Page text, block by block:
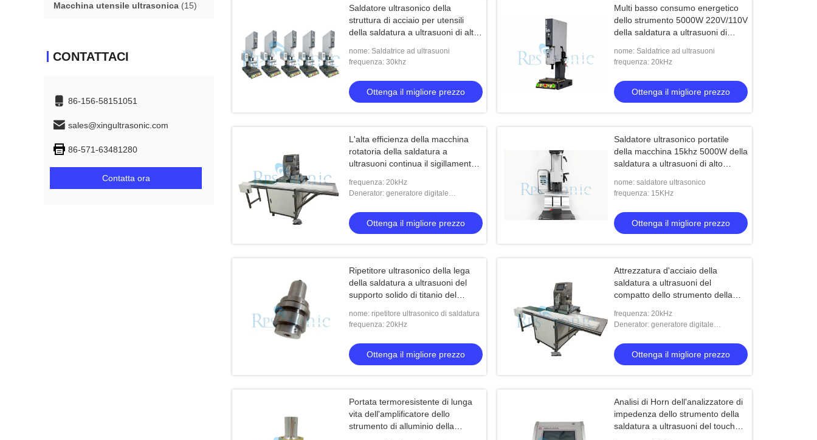
Macchina utensile ultrasonica (15)
CONTATTACI
86-156-58151051
sales@xingultrasonic.com
86-571-63481280
Contatta ora
Saldatore ultrasonico della
struttura di acciaio per utensili
della saldatura a ultrasuoni di alta
nome: Saldatrice ad ultrasuoni
frequenza: 30khz
Ottenga il migliore prezzo
Multi basso consumo energetico
dello strumento 5000W 220V/110V
della saldatura a ultrasuoni di
nome: Saldatrice ad ultrasuoni
frequenza: 20kHz
Ottenga il migliore prezzo
L'alta efficienza della macchina
rotatoria della saldatura a
ultrasuoni continua il sigillamento
frequenza: 20kHz
Denerator: generatore digitale
Ottenga il migliore prezzo
Saldatore ultrasonico portatile
della macchina 15khz 5000W della
saldatura a ultrasuoni di alto
nome: saldatore ultrasonico
frequenza: 15KHz
Ottenga il migliore prezzo
Ripetitore ultrasonico della lega
della saldatura a ultrasuoni del
supporto solido di titanio del
nome: ripetitore ultrasonico di saldatura
frequenza: 20kHz
Ottenga il migliore prezzo
Attrezzatura d'acciaio della
saldatura a ultrasuoni del
compatto dello strumento della
frequenza: 20kHz
Denerator: generatore digitale
Ottenga il migliore prezzo
Portata termoresistente di lunga
vita dell'amplificatore dello
strumento di alluminio della
Analisi di Horn dell'analizzatore di
impedenza dello strumento della
saldatura a ultrasuoni del touch